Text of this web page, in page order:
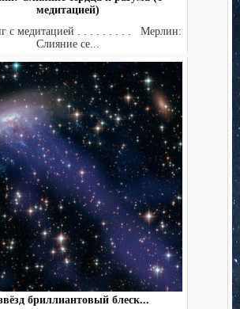
медитацией)
с медитацией . . . . . . . . . Мерлин:
Слияние се...
бриллиантовый блеск...